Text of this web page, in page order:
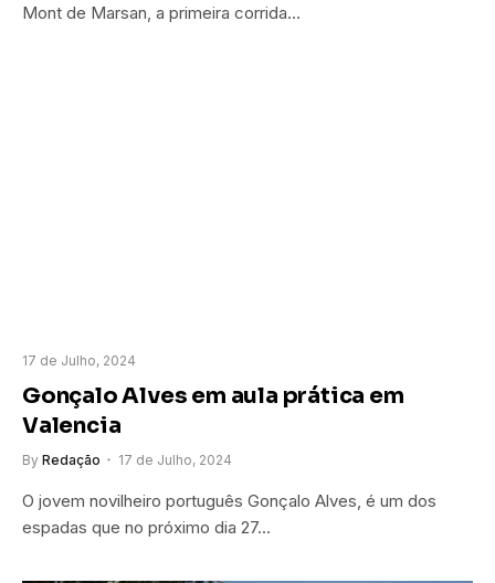
Mont de Marsan, a primeira corrida…
17 de Julho, 2024
Gonçalo Alves em aula prática em
Valencia
By Redação 17 de Julho, 2024
O jovem novilheiro português Gonçalo Alves, é um dos
espadas que no próximo dia 27…